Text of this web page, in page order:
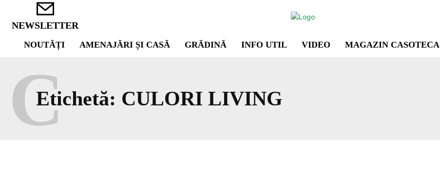
NEWSLETTER
NOUTĂȚI AMENAJĂRI ȘI CASĂ GRĂDINĂ INFO UTIL VIDEO MAGAZIN CASOTECA
Etichetă: CULORI LIVING
C